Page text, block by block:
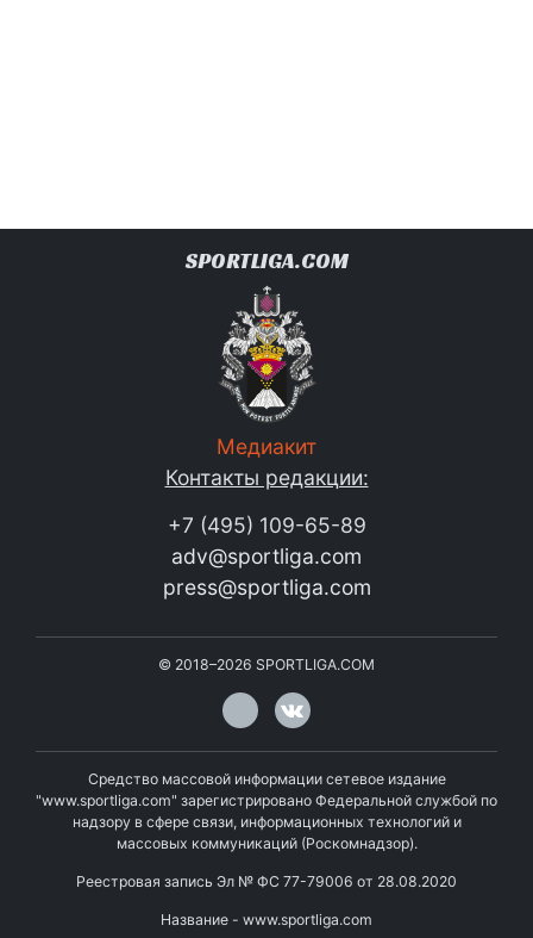
SPORTLIGA.COM
Медиакит
Контакты редакции:
+7 (495) 109-65-89
adv@sportliga.com
press@sportliga.com
© 2018–2026 SPORTLIGA.COM
Средство массовой информации сетевое издание
"www.sportliga.com" зарегистрировано Федеральной службой по
надзору в сфере связи, информационных технологий и
массовых коммуникаций (Роскомнадзор).
Реестровая запись Эл № ФС 77-79006 от 28.08.2020
Название - www.sportliga.com